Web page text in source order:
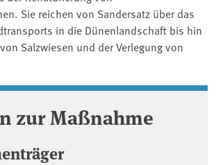
Sie reichen von Sandersatz über das
in die Dünenlandschaft bis hin
Salzwiesen und der Verlegung von
zur Maßnahme